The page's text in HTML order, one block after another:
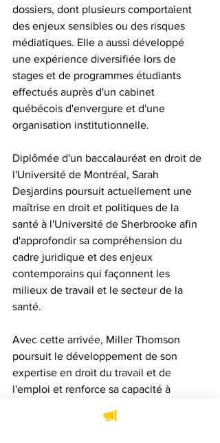
dossiers, dont plusieurs comportaient
des enjeux sensibles ou des risques
médiatiques. Elle a aussi développé
une expérience diversifiée lors de
stages et de programmes étudiants
effectués auprès d'un cabinet
québécois d'envergure et d'une
organisation institutionnelle.
Diplômée d'un baccalauréat en droit de
l'Université de Montréal, Sarah
Desjardins poursuit actuellement une
maîtrise en droit et politiques de la
santé à l'Université de Sherbrooke afin
d'approfondir sa compréhension du
cadre juridique et des enjeux
contemporains qui façonnent les
milieux de travail et le secteur de la
santé.
Avec cette arrivée, Miller Thomson
poursuit le développement de son
expertise en droit du travail et de
l'emploi et renforce sa capacité à
contexte réglementaire et